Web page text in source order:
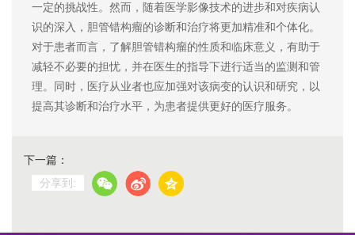
一定的挑战性。然而，随着医学影像技术的进步和对疾病认
识的深入，胆管错构瘤的诊断和治疗将更加精准和个体化。
对于患者而言，了解胆管错构瘤的性质和临床意义，有助于
减轻不必要的担忧，并在医生的指导下进行适当的监测和管
理。同时，医疗从业者也应加强对该病变的认识和研究，以
提高其诊断和治疗水平，为患者提供更好的医疗服务。
下一篇：
分享到: